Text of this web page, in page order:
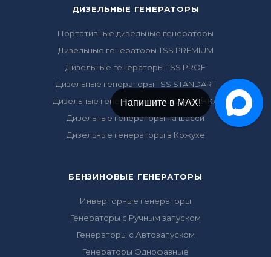
ДИЗЕЛЬНЫЕ ГЕНЕРАТОРЫ
Портативные дизельные генераторы
Дизельные генераторы TSS PREMIUM
Дизельные генераторы TSS PROF
Дизельные генераторы TSS STANDART
Дизельные генераторы ТСС СЛАВЯНКА
Дизельные генераторы на шасси
Дизельные генераторы в Кожухе
БЕНЗИНОВЫЕ ГЕНЕРАТОРЫ
Инверторные генераторы
Генераторы с Ручным запуском
Генераторы с Автозапуском
Генераторы Однофазные
Напишите в Telegram!
Напишите в МАХ!